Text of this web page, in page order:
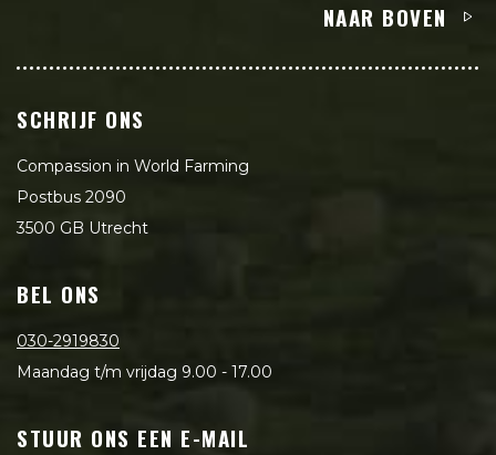
NAAR BOVEN
SCHRIJF ONS
Compassion in World Farming
Postbus 2090
3500 GB Utrecht
BEL ONS
030-2919830
Maandag t/m vrijdag 9.00 - 17.00
STUUR ONS EEN E-MAIL